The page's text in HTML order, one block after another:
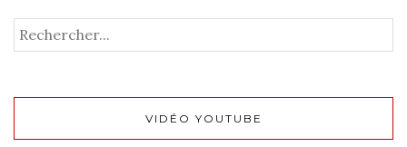
VIDÉO YOUTUBE